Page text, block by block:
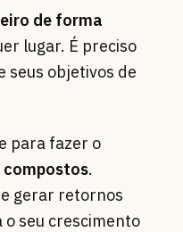
de forma
lugar. É preciso
seus objetivos de
para fazer o
compostos.
gerar retornos
seu crescimento